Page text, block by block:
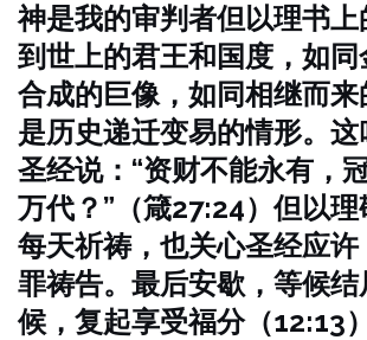
神是我的审判者但以理书
到世上的君王和国度，如
合成的巨像，如同相继而
是历史递迁变易的情形。这
圣经说：“资财不能永有，
万代？”（箴27:24）但以理
每天祈祷，也关心圣经应
罪祷告。最后安歇，等候
候，复起享受福分（12:13）